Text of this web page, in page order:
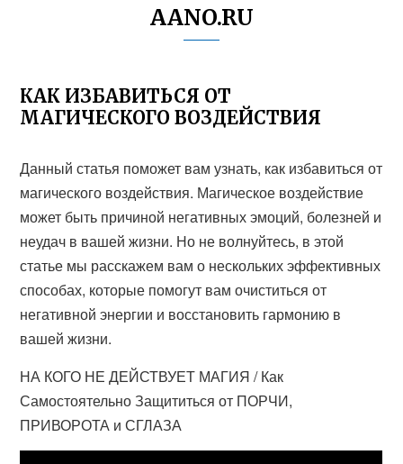
AANO.RU
КАК ИЗБАВИТЬСЯ ОТ
МАГИЧЕСКОГО ВОЗДЕЙСТВИЯ
Данный статья поможет вам узнать, как избавиться от
магического воздействия. Магическое воздействие
может быть причиной негативных эмоций, болезней и
неудач в вашей жизни. Но не волнуйтесь, в этой
статье мы расскажем вам о нескольких эффективных
способах, которые помогут вам очиститься от
негативной энергии и восстановить гармонию в
вашей жизни.
НА КОГО НЕ ДЕЙСТВУЕТ МАГИЯ / Как
Самостоятельно Защититься от ПОРЧИ,
ПРИВОРОТА и СГЛАЗА